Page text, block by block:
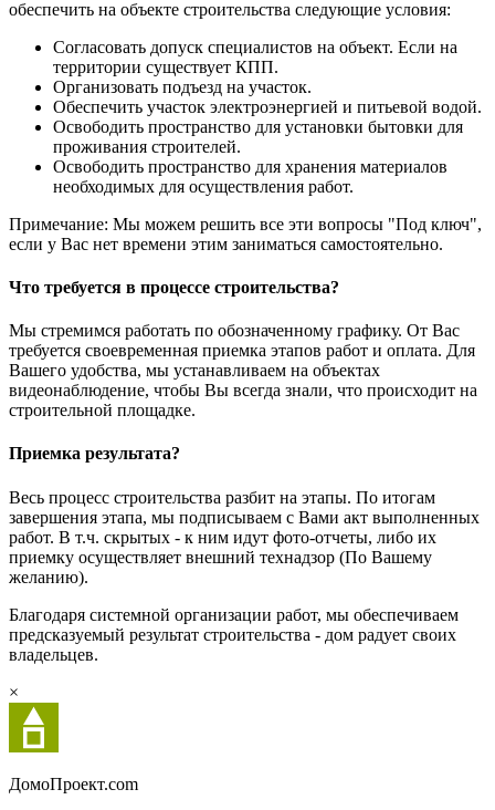
обеспечить на объекте строительства следующие условия:
Согласовать допуск специалистов на объект. Если на
территории существует КПП.
Организовать подъезд на участок.
Обеспечить участок электроэнергией и питьевой водой.
Освободить пространство для установки бытовки для
проживания строителей.
Освободить пространство для хранения материалов
необходимых для осуществления работ.
Примечание: Мы можем решить все эти вопросы "Под ключ",
если у Вас нет времени этим заниматься самостоятельно.
Что требуется в процессе строительства?
Мы стремимся работать по обозначенному графику. От Вас
требуется своевременная приемка этапов работ и оплата. Для
Вашего удобства, мы устанавливаем на объектах
видеонаблюдение, чтобы Вы всегда знали, что происходит на
строительной площадке.
Приемка результата?
Весь процесс строительства разбит на этапы. По итогам
завершения этапа, мы подписываем с Вами акт выполненных
работ. В т.ч. скрытых - к ним идут фото-отчеты, либо их
приемку осуществляет внешний технадзор (По Вашему
желанию).
Благодаря системной организации работ, мы обеспечиваем
предсказуемый результат строительства - дом радует своих
владельцев.
×
ДомоПроект.com